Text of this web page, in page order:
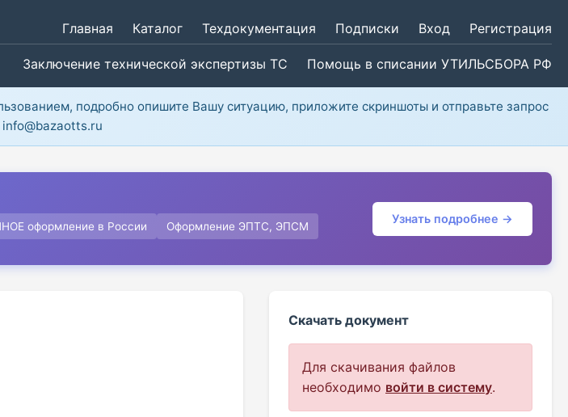
Главная Каталог Техдокументация Подписки Вход Регистрация
Заключение технической экспертизы ТС Помощь в списании УТИЛЬСБОРА РФ
подробно опишите Вашу ситуацию, приложите скриншоты и отправьте запрос
info@bazaotts.ru
оформление в России Оформление ЭПТС, ЭПСМ
Узнать подробнее →
Скачать документ
Для скачивания файлов
необходимо войти в систему.